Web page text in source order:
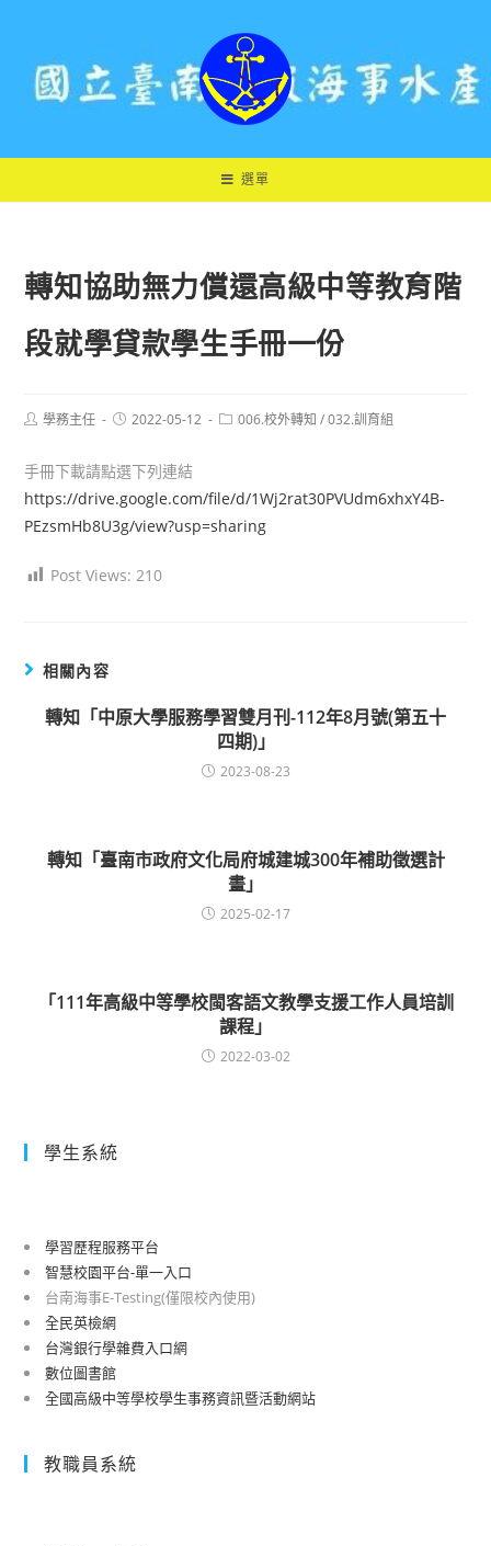
選單
轉知協助無力償還高級中等教育階
段就學貸款學生手冊一份
Post學務主任
Post2022-05-12
Post006.校外轉知 / 032.訓育組
手冊下載請點選下列連結
https://drive.google.com/file/d/1Wj2rat30PVUdm6xhxY4B-
PEzsmHb8U3g/view?usp=sharing
Post Views: 210
相關內容
轉知「中原大學服務學習雙月刊-112年8月號(第五十
四期)」
2023-08-23
轉知「臺南市政府文化局府城建城300年補助徵選計
畫」
2025-02-17
「111年高級中等學校閩客語文教學支援工作人員培訓
課程」
2022-03-02
學生系統
學習歷程服務平台
智慧校園平台-單一入口
台南海事E-Testing(僅限校內使用)
全民英檢網
台灣銀行學雜費入口網
數位圖書館
全國高級中等學校學生事務資訊暨活動網站
教職員系統